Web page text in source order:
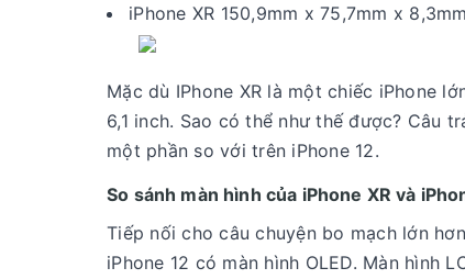
iPhone XR 150,9mm x 75,7mm x
Mặc dù IPhone XR là một chiếc iPhone
6,1 inch. Sao có thể như thế được? Câu
một phần so với trên iPhone 12.
So sánh màn hình của iPhone XR và
Tiếp nối cho câu chuyện bo mạch lớn
iPhone 12 có màn hình OLED. Màn hình